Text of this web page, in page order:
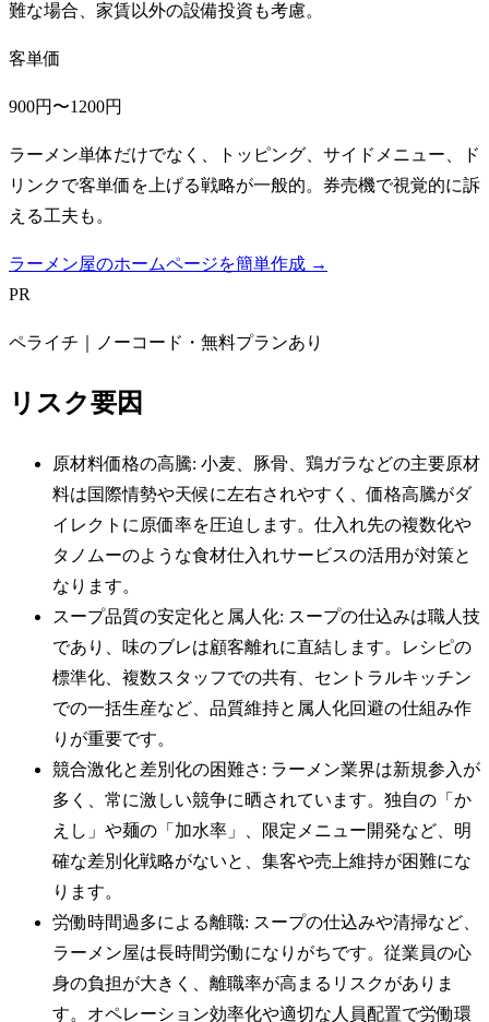
難な場合、家賃以外の設備投資も考慮。
客単価
900円〜1200円
ラーメン単体だけでなく、トッピング、サイドメニュー、ド
リンクで客単価を上げる戦略が一般的。券売機で視覚的に訴
える工夫も。
ラーメン屋のホームページを簡単作成 →
PR
ペライチ｜ノーコード・無料プランあり
リスク要因
原材料価格の高騰: 小麦、豚骨、鶏ガラなどの主要原材
料は国際情勢や天候に左右されやすく、価格高騰がダ
イレクトに原価率を圧迫します。仕入れ先の複数化や
タノムーのような食材仕入れサービスの活用が対策と
なります。
スープ品質の安定化と属人化: スープの仕込みは職人技
であり、味のブレは顧客離れに直結します。レシピの
標準化、複数スタッフでの共有、セントラルキッチン
での一括生産など、品質維持と属人化回避の仕組み作
りが重要です。
競合激化と差別化の困難さ: ラーメン業界は新規参入が
多く、常に激しい競争に晒されています。独自の「か
えし」や麺の「加水率」、限定メニュー開発など、明
確な差別化戦略がないと、集客や売上維持が困難にな
ります。
労働時間過多による離職: スープの仕込みや清掃など、
ラーメン屋は長時間労働になりがちです。従業員の心
身の負担が大きく、離職率が高まるリスクがありま
す。オペレーション効率化や適切な人員配置で労働環